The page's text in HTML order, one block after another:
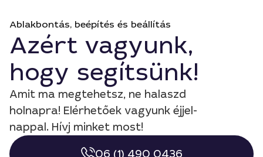
Ablakbontás, beépítés és beállítás
Azért vagyunk,
hogy segítsünk!
Amit ma megtehetsz, ne halaszd
holnapra! Elérhetőek vagyunk éjjel-
nappal. Hívj minket most!
06 (1) 490 0436